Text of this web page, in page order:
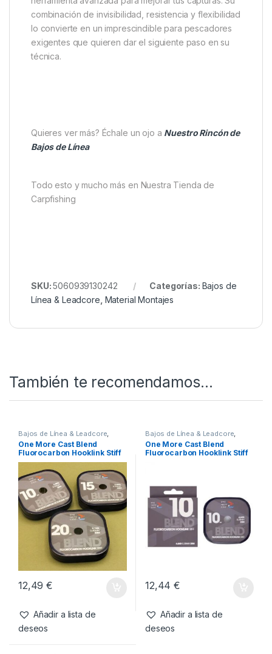
combinación de invisibilidad, resistencia y flexibilidad
lo convierte en un imprescindible para pescadores
exigentes que quieren dar el siguiente paso en su
técnica.
Quieres ver más? Échale un ojo a Nuestro Rincón de
Bajos de Línea
Todo esto y mucho más en Nuestra Tienda de
Carpfishing
SKU:5060939130242 Categorías: Bajos de
Línea & Leadcore Material Montajes
También te recomendamos…
Bajos de Línea & Leadcore
Material Montajes
One More Cast Blend
Fluorocarbon Hooklink Stiff
20lb 20m
12,49€
Añadir a lista de
deseos
Bajos de Línea & Leadcore
Material Montajes
One More Cast Blend
Fluorocarbon Hooklink Stiff
12,44€
Añadir a lista de
deseos